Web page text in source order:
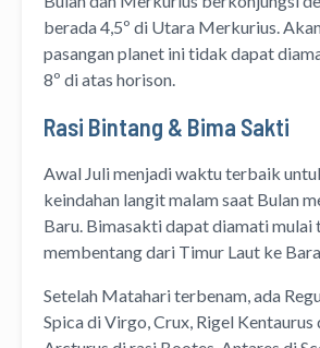
berada 4,5º di Utara Merkurius.
pasangan planet ini tidak dapat
8º di atas horison.
Rasi Bintang & Bima Sakti
Awal Juli menjadi waktu terbaik
keindahan langit malam saat Bulan
Baru. Bimasakti dapat diamati mulai
membentang dari Timur Laut ke
Setelah Matahari terbenam, ada
Spica di Virgo, Crux, Rigel Kentaurus